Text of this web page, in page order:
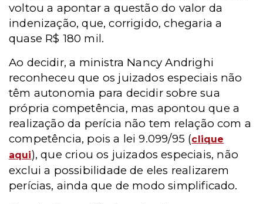
voltou a apontar a questão do valor da
indenização, que, corrigido, chegaria a
quase R$ 180 mil.
Ao decidir, a ministra Nancy Andrighi
reconheceu que os juizados especiais não
têm autonomia para decidir sobre sua
própria competência, mas apontou que a
realização da perícia não tem relação com a
competência, pois a lei 9.099/95 (clique
aqui), que criou os juizados especiais, não
exclui a possibilidade de eles realizarem
perícias, ainda que de modo simplificado.